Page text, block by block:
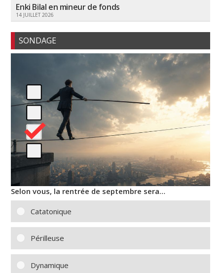
Enki Bilal en mineur de fonds
14 JUILLET 2026
SONDAGE
Selon vous, la rentrée de septembre sera…
Catatonique
Périlleuse
Dynamique